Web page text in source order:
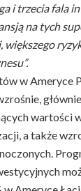
i trzecia fala
na tych
w Ameryce
wartości
a także